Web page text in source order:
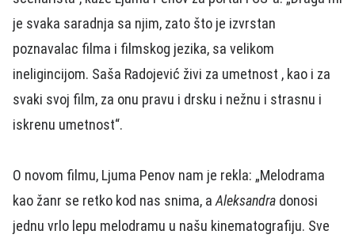
je svaka saradnja sa njim, zato što je izvrstan
poznavalac filma i filmskog jezika, sa velikom
ineligincijom. Saša Radojević živi za umetnost , kao i za
svaki svoj film, za onu pravu i drsku i nežnu i strasnu i
iskrenu umetnost“.
O novom filmu, Ljuma Penov nam je rekla: „Melodrama
kao žanr se retko kod nas snima, a Aleksandra donosi
jednu vrlo lepu melodramu u našu kinematografiju. Sve